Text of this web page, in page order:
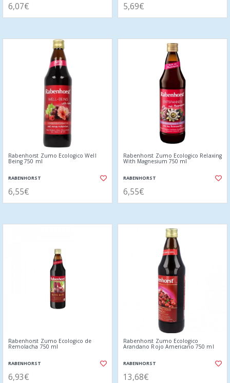
6,07€ 5,69€
Rabenhorst Zumo Ecologico Well
Being 750 ml
RABENHORST
6,55€
Rabenhorst Zumo Ecologico Relaxing
With Magnesium 750 ml
RABENHORST
6,55€
Rabenhorst Zumo Ecologico de
Remolacha 750 ml
RABENHORST
6,93€
Rabenhorst Zumo Ecologico
Arandano Rojo Americano 750 ml
RABENHORST
13,68€